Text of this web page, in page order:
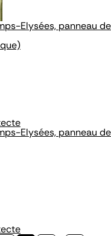
Elysées, panneau de
Elysées, panneau de